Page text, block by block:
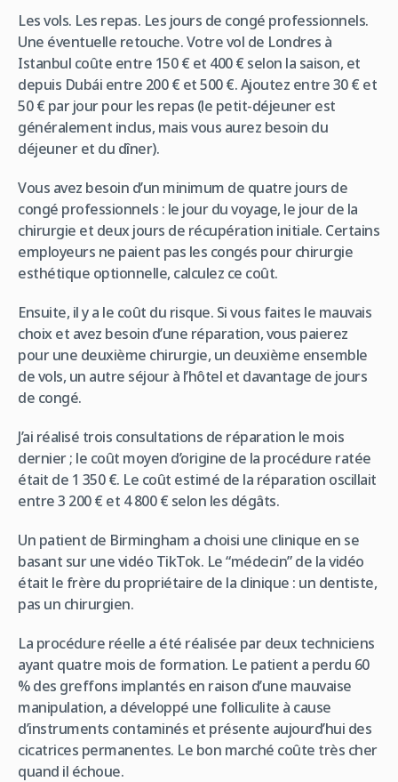
Les vols. Les repas. Les jours de congé professionnels.
Une éventuelle retouche. Votre vol de Londres à
Istanbul coûte entre 150 € et 400 € selon la saison, et
depuis Dubái entre 200 € et 500 €. Ajoutez entre 30 € et
50 € par jour pour les repas (le petit-déjeuner est
généralement inclus, mais vous aurez besoin du
déjeuner et du dîner).
Vous avez besoin d’un minimum de quatre jours de
congé professionnels : le jour du voyage, le jour de la
chirurgie et deux jours de récupération initiale. Certains
employeurs ne paient pas les congés pour chirurgie
esthétique optionnelle, calculez ce coût.
Ensuite, il y a le coût du risque. Si vous faites le mauvais
choix et avez besoin d’une réparation, vous paierez
pour une deuxième chirurgie, un deuxième ensemble
de vols, un autre séjour à l’hôtel et davantage de jours
de congé.
J’ai réalisé trois consultations de réparation le mois
dernier ; le coût moyen d’origine de la procédure ratée
était de 1 350 €. Le coût estimé de la réparation oscillait
entre 3 200 € et 4 800 € selon les dégâts.
Un patient de Birmingham a choisi une clinique en se
basant sur une vidéo TikTok. Le “médecin” de la vidéo
était le frère du propriétaire de la clinique : un dentiste,
pas un chirurgien.
La procédure réelle a été réalisée par deux techniciens
ayant quatre mois de formation. Le patient a perdu 60
% des greffons implantés en raison d’une mauvaise
manipulation, a développé une folliculite à cause
d’instruments contaminés et présente aujourd’hui des
cicatrices permanentes. Le bon marché coûte très cher
quand il échoue.